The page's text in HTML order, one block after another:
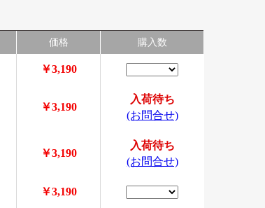
価格 購入数
￥3,190
￥3,190
入荷待ち
(お問合せ)
￥3,190
入荷待ち
(お問合せ)
￥3,190